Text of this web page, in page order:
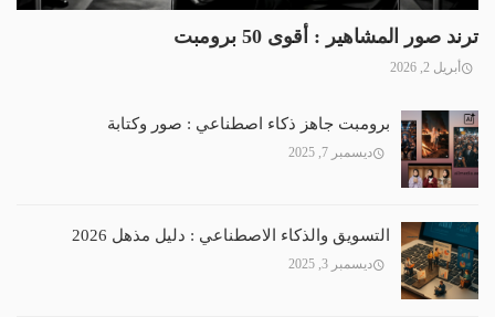
ترند صور المشاهير : أقوى 50 برومبت
أبريل 2, 2026
برومبت جاهز ذكاء اصطناعي : صور وكتابة
ديسمبر 7, 2025
التسويق والذكاء الاصطناعي : دليل مذهل 2026
ديسمبر 3, 2025